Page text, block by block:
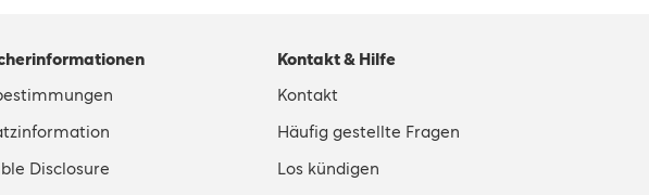
Disclosure
Kontakt & Hilfe
Kontakt
Häufig gestellte Fragen
Los kündigen